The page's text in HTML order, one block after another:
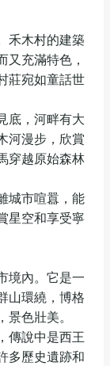
禾木村的建築
又充滿特色，
莊宛如童話世
底，河畔有大
河漫步，欣賞
穿越原始森林
城市喧囂，能
星空和享受寧
境內。它是一
山環繞，博格
色壯美。
傳說中是西王
多歷史遺跡和